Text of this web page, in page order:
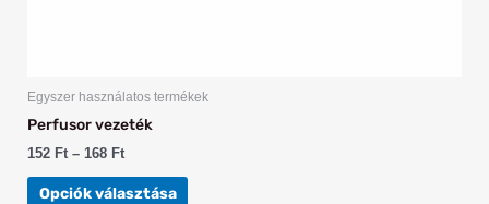
Egyszer használatos termékek
Perfusor vezeték
152 Ft – 168 Ft
Opciók választása